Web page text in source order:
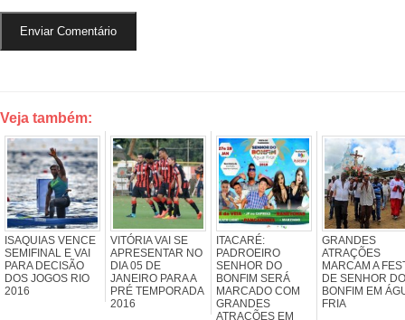
Veja também:
ISAQUIAS VENCE
SEMIFINAL E VAI
PARA DECISÃO
DOS JOGOS RIO
2016
VITÓRIA VAI SE
APRESENTAR NO
DIA 05 DE
JANEIRO PARA A
PRÉ TEMPORADA
2016
ITACARÉ:
PADROEIRO
SENHOR DO
BONFIM SERÁ
MARCADO COM
GRANDES
ATRAÇÕES EM
GRANDES
ATRAÇÕES
MARCAM A
DE SENHOR DO
BONFIM EM
FRIA